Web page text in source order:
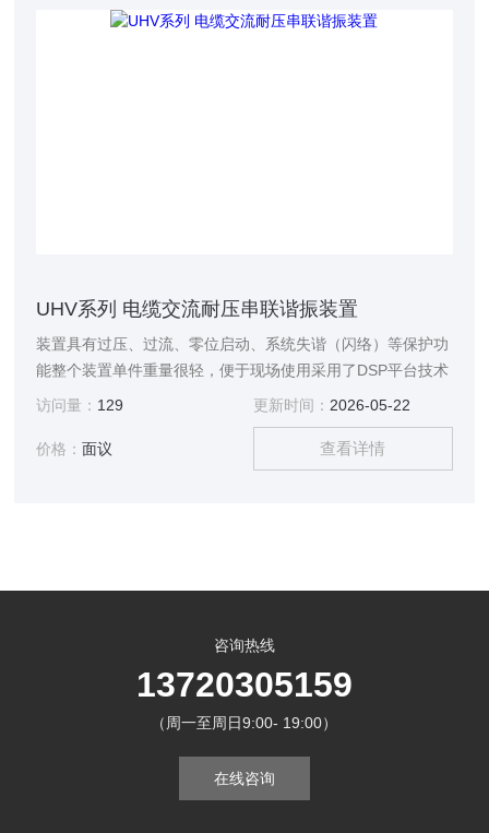
UHV系列 电缆交流耐压串联谐振装置
装置具有过压、过流、零位启动、系统失谐（闪络）等保护功
能整个装置单件重量很轻，便于现场使用采用了DSP平台技术
访问量： 129 更新时间： 2026-05-22
价格：面议 查看详情
咨询热线
13720305159
（周一至周日9:00- 19:00）
在线咨询